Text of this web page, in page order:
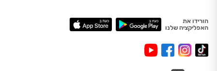
הורידו את
האפליקציה שלנו